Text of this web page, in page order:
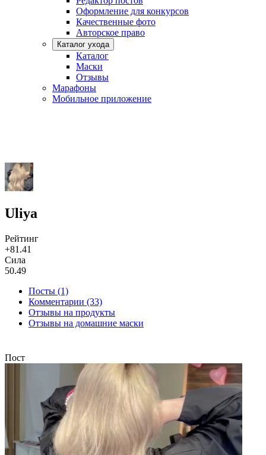
Оформление для конкурсов
Качественные фото
Авторское право
Каталог ухода
Каталог
Маски
Отзывы
Марафоны
Мобильное приложение
Uliya
Рейтинг
+81.41
Сила
50.49
Посты (1)
Комментарии (33)
Отзывы на продукты
Отзывы на домашние маски
Пост